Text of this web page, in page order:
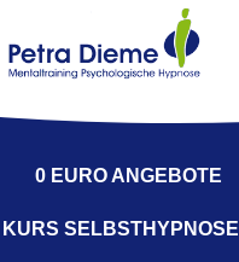
0 EURO ANGEBOTE
SELBSTHYPNOSE